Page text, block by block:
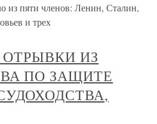
из пяти членов: Ленин, Сталин,
и трех
ОТРЫВКИ ИЗ
ПО ЗАЩИТЕ